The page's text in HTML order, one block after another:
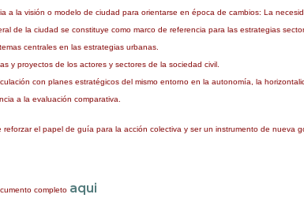
a la visión o modelo de ciudad para orientarse en época de cambios: La
de la ciudad se constituye como marco de referencia para las estrategias
centrales en las estrategias urbanas.
y proyectos de los actores y sectores de la sociedad civil.
con planes estratégicos del mismo entorno en la autonomía, la
a la evaluación comparativa.
reforzar el papel de guía para la acción colectiva y ser un instrumento de nueva
completo aqui